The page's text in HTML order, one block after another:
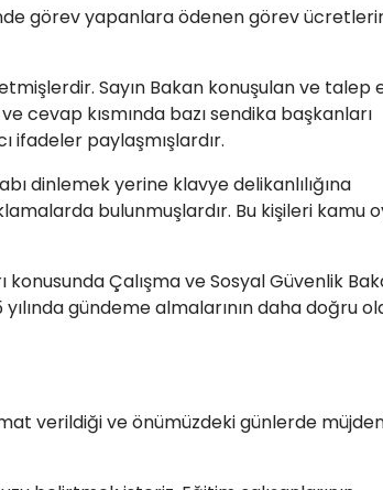
görev yapanlara ödenen görev
Sayın Bakan konuşulan ve talep
cevap kısmında bazı sendika başkanları
ifadeler paylaşmışlardır.
dinlemek yerine klavye delikanlılığına
bulunmuşlardır. Bu kişileri kamu
Çalışma ve Sosyal Güvenlik
gündeme almalarının daha doğru
verildiği ve önümüzdeki günlerde